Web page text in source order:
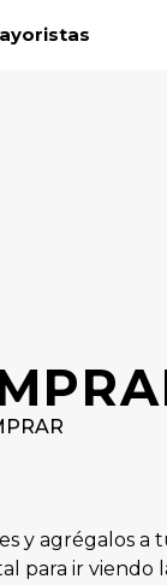
y agrégalos a
para ir